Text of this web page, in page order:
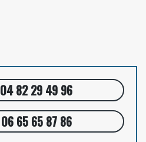
04 82 29 49 96
06 65 65 87 86